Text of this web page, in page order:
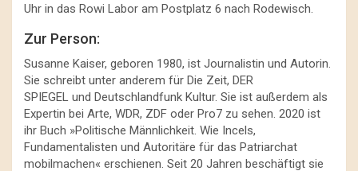
Uhr in das Rowi Labor am Postplatz 6 nach Rodewisch.
Zur Person:
Susanne Kaiser, geboren 1980, ist Journalistin und Autorin.
Sie schreibt unter anderem für Die Zeit, DER
SPIEGEL und Deutschlandfunk Kultur. Sie ist außerdem als
Expertin bei Arte, WDR, ZDF oder Pro7 zu sehen. 2020 ist
ihr Buch »Politische Männlichkeit. Wie Incels,
Fundamentalisten und Autoritäre für das Patriarchat
mobilmachen« erschienen. Seit 20 Jahren beschäftigt sie